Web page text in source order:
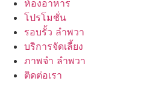
ห้องอาหาร
โปรโมชั่น
รอบรั้ว ลำพวา
บริการจัดเลี้ยง
ภาพจำ ลำพวา
ติดต่อเรา